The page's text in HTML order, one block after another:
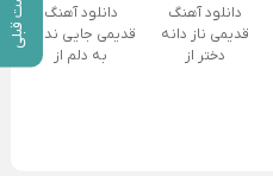
پست قبلی
دانلود آهنگ
قدیمی ناز دانه
دختر از
دانلود آهنگ
قدیمی جایی نداری
به دلم از